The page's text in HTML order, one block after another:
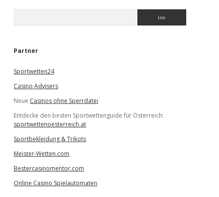
e
Partner
Sportwetten24
Casino Advisers
Neue Casinos ohne Sperrdatei
Entdecke den besten Sportwettenguide für Österreich:
sportwettenoesterreich.at
Sportbekleidung & Trikots
Meister-Wetten.com
Bestercasinomentor.com
Online Casino Spielautomaten